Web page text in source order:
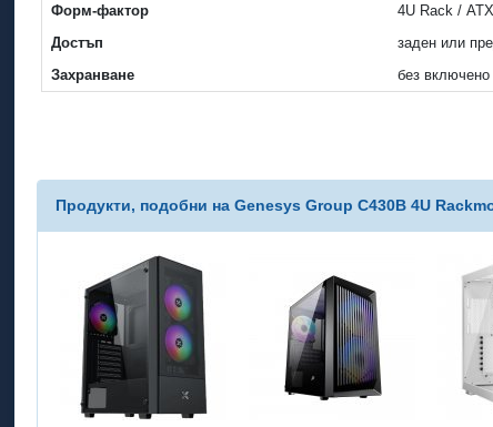
Форм-фактор
4U Rack / ATX
Достъп
заден или
Захранване
без
Продукти, подобни на Genesys Group C430B 4U